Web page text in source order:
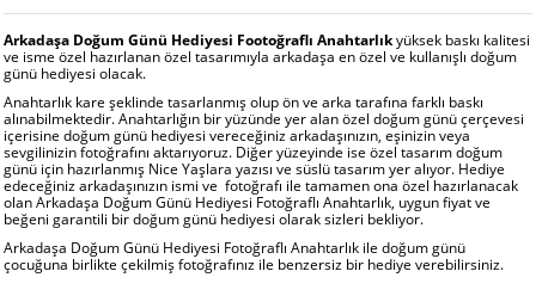
Arkadaşa Doğum Günü Hediyesi Footoğraflı Anahtarlıkyüksek baskı kalitesi
ve isme özel hazırlanan özel tasarımıyla arkadaşa en özel ve kullanışlı doğum
günü hediyesi olacak.
Anahtarlık kare şeklinde tasarlanmış olup ön ve arka tarafına farklı baskı
alınabilmektedir. Anahtarlığın bir yüzünde yer alan özel doğum günü çerçevesi
içerisine doğum günü hediyesi vereceğiniz arkadaşınızın, eşinizin veya
sevgilinizin fotoğrafını aktarıyoruz. Diğer yüzeyinde ise özel tasarım doğum
günü için hazırlanmış Nice Yaşlara yazısı ve süslü tasarım yer alıyor. Hediye
edeceğiniz arkadaşınızın ismi ve fotoğrafı ile tamamen ona özel hazırlanacak
olan Arkadaşa Doğum Günü Hediyesi Fotoğraflı Anahtarlık, uygun fiyat ve
beğeni garantili bir doğum günü hediyesi olarak sizleri bekliyor.
Arkadaşa Doğum Günü Hediyesi Fotoğraflı Anahtarlık ile doğum günü
çocuğuna birlikte çekilmiş fotoğrafınız ile benzersiz bir hediye verebilirsiniz.